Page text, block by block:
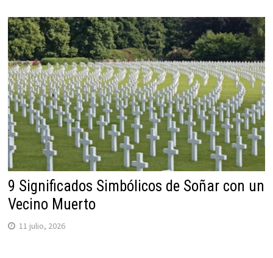
9 Significados Simbólicos de Soñar con un
Vecino Muerto
11 julio, 2026